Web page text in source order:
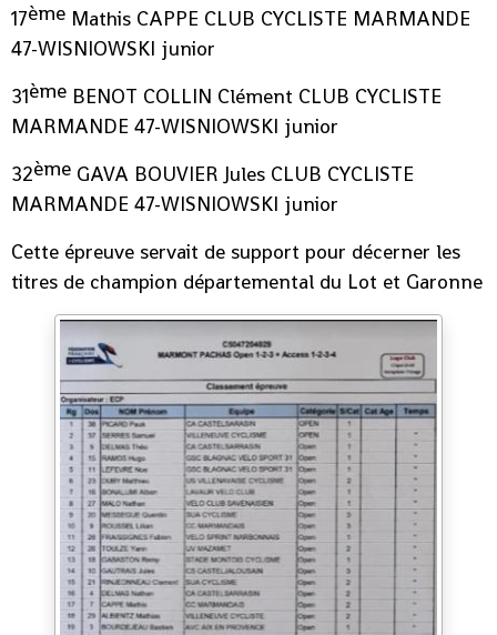
17ème Mathis CAPPE CLUB CYCLISTE MARMANDE
47-WISNIOWSKI junior
31ème BENOT COLLIN Clément CLUB CYCLISTE
MARMANDE 47-WISNIOWSKI junior
32ème GAVA BOUVIER Jules CLUB CYCLISTE
MARMANDE 47-WISNIOWSKI junior
Cette épreuve servait de support pour décerner les
titres de champion départemental du Lot et Garonne